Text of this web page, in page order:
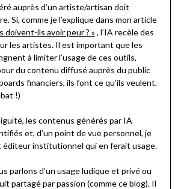
auprès d’un artiste/artisan doit
Si, comme je l’explique dans mon article
doivent-ils avoir peur ? » , l’IA recèle des
les artistes. Il est important que les
à limiter l’usage de ces outils,
du contenu diffusé auprès du public
financiers, ils font ce qu’ils veulent.
!)
les contenus générés par IA
et, d’un point de vue personnel, je
institutionnel qui en ferait usage.
parlons d’un usage ludique et privé ou
partagé par passion (comme ce blog). Il